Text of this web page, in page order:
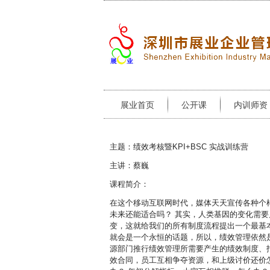
展业首页 公开课 内训师资
主题：绩效考核暨KPI+BSC 实战训练营
主讲：蔡巍
课程简介：
在这个移动互联网时代，媒体天天宣传各种
未来还能适合吗？ 其实，人类基因的变化需
变，这就给我们的所有制度流程提出一个最
就会是一个永恒的话题，所以，绩效管理依
源部门推行绩效管理所需要产生的绩效制度
效合同，员工互相争夺资源，和上级讨价还